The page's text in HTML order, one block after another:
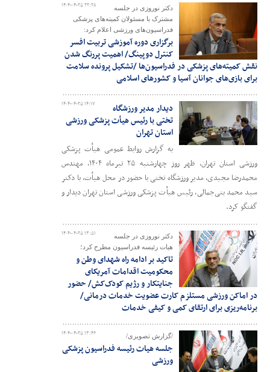
۱۴۰۴-۰۴-۲۵ ۲۲:۲۸
دکتر نوروزی در جلسه
مشترک با مسئولان کمیته‌های پزشکی
فدراسیون‌های ورزشی اعلام کرد:
برگزاری دوره آموزشی تربیت افسر
کنترل دوپینگ/ اهمیت پررنگ شدن
نقش کمیته‌های پزشکی در فدراسیون‌ها /تشکیل پرونده سلامت
برای بازی‌های جوانان آسیا و کشورهای اسلامی
۱۴۰۴-۰۴-۲۵ ۱۴:۱۷
دیدار مدیر ورزشگاه
تختی با رئیس هیأت پزشکی ورزشی
استان تهران
به گزارش روابط عمومی هیأت پزشکی
ورزشی استان تهران، ظهر روز چهارشنبه ۲۵ تیرماه ۱۴۰۴، مهندس
محمدرضا مجیدی، مدیر ورزشگاه تختی با حضور در محل هیأت، با دکتر
سید محمد بنی‌جمالی، رئیس هیأت پزشکی ورزشی استان تهران دیدار و
گفتگو کرد.
۱۴۰۴-۰۴-۲۵ ۱۳:۵۱
دکتر نوروزی در جلسه
هیات رئیسه فدراسیون مطرح کرد؛
تاکید بر ادامه راه شهدای وطن و
محکومیت اقدامات آمریکای
جنایتکار و رژیم کودک‌کش/ حضور
در اماکن ورزشی مستلزم کارت عضویت خدمات درمانی/
برنامه‌ریزی برای ارتقای کمی و کیفی خدمات
۱۴۰۴-۰۴-۲۵ ۱۳:۴۶ /گزارش تصویری/
جلسه هیات رئیسه فدراسیون پزشکی
ورزشی